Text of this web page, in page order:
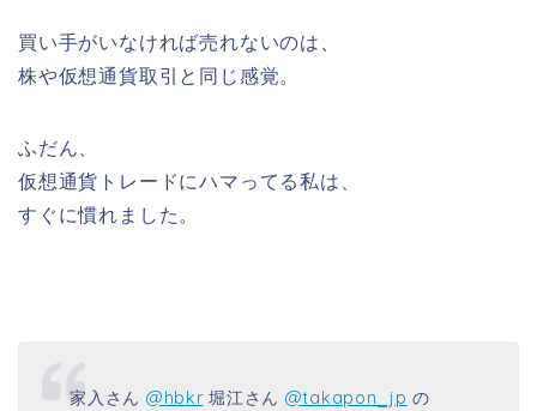
買い手がいなければ売れないのは、
株や仮想通貨取引と同じ感覚。
ふだん、
仮想通貨トレードにハマってる私は、
すぐに慣れました。
家入さん @hbkr堀江さん @takapon_jp の